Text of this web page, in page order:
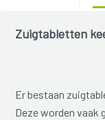
Zuigtabletten
Er bestaan
Deze worden vaak